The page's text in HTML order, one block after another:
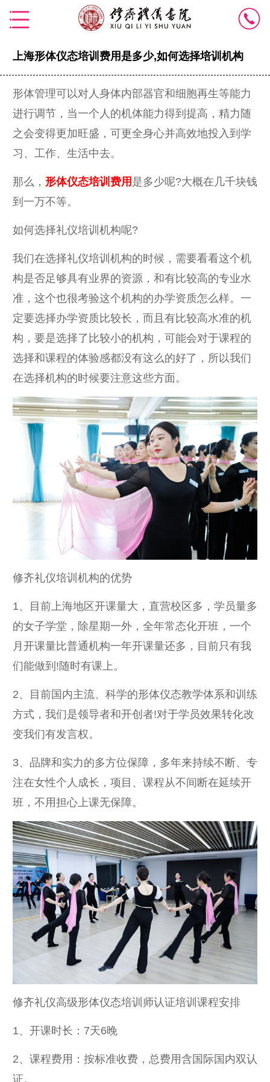
上海形体仪态培训费用是多少,如何选择培训机构
形体管理可以对人身体内部器官和细胞再生等能力
进行调节，当一个人的机体能力得到提高，精力随
之会变得更加旺盛，可更全身心并高效地投入到学
习、工作、生活中去。
那么， 形体仪态培训费用 是多少呢?大概在几千块钱
到一万不等。
如何选择礼仪培训机构呢?
我们在选择礼仪培训机构的时候，需要看看这个机
构是否足够具有业界的资源，和有比较高的专业水
准，这个也很考验这个机构的办学资质怎么样。一
定要选择办学资质比较长，而且有比较高水准的机
构，要是选择了比较小的机构，可能会对于课程的
选择和课程的体验感都没有这么的好了，所以我们
在选择机构的时候要注意这些方面。
修齐礼仪培训机构的优势
1、目前上海地区开课量大，直营校区多，学员量多
的女子学堂，除星期一外，全年常态化开班，一个
月开课量比普通机构一年开课量还多，目前只有我
们能做到!随时有课上。
2、目前国内主流、科学的形体仪态教学体系和训练
方式，我们是领导者和开创者!对于学员效果转化改
变我们有发言权。
3、品牌和实力的多方位保障，多年来持续不断、专
注在女性个人成长，项目、课程从不间断在延续开
班，不用担心上课无保障。
修齐礼仪高级形体仪态培训师认证培训课程安排
1、开课时长：7天6晚
2、课程费用：按标准收费，总费用含国际国内双认
证。